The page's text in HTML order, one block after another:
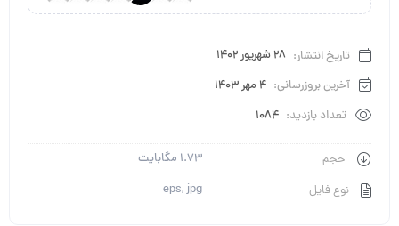
تاریخ انتشار: 28 شهریور 1402
آخرین بروزرسانی: 4 مهر 1403
تعداد بازدید: 1084
حجم 1.73 مگابایت
نوع فایل eps, jpg